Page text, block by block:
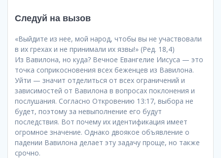
Следуй на вызов
«Выйдите из нее, мой народ, чтобы вы не участвовали
в их грехах и не принимали их язвы!» (Ред. 18,4)
Из Вавилона, но куда? Вечное Евангелие Иисуса — это
точка соприкосновения всех беженцев из Вавилона.
Уйти — значит отделиться от всех ограничений и
зависимостей от Вавилона в вопросах поклонения и
послушания. Согласно Откровению 13:17, выбора не
будет, поэтому за невыполнение его будут
последствия. Вот почему их идентификация имеет
огромное значение. Однако двоякое объявление о
падении Вавилона делает эту задачу проще, но также
срочно.